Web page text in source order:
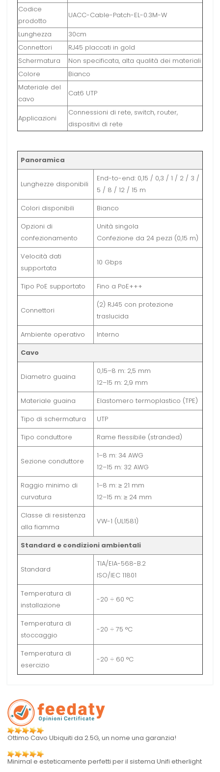
Codice
prodotto
UACC-Cable-Patch-EL-0.3M-W
Lunghezza
30cm
Connettori
RJ45 placcati in gold
Schermatura
Non specificata, alta qualità dei materiali
Colore
Bianco
Materiale del
cavo
Cat6 UTP
Applicazioni
Connessioni di rete, switch, router,
dispositivi di rete
Panoramica
Lunghezze disponibili
End-to-end: 0,15 / 0,3 / 1 / 2 / 3 /
5 / 8 / 12 / 15 m
Colori disponibili
Bianco
Opzioni di
confezionamento
Unità singola
Confezione da 24 pezzi (0,15 m)
Velocità dati
supportata
10 Gbps
Tipo PoE supportato Fino a PoE+++
Connettori
(2) RJ45 con protezione
traslucida
Ambiente operativo
Interno
Cavo
Diametro guaina
0,15–8 m: 2,5 mm
12–15 m: 2,9 mm
Materiale guaina
Elastomero termoplastico (TPE)
Tipo di schermatura
UTP
Tipo conduttore
Rame flessibile (stranded)
Sezione conduttore
1–8 m: 34 AWG
12–15 m: 32 AWG
Raggio minimo di
curvatura
1–8 m: ≥ 21 mm
12–15 m: ≥ 24 mm
Classe di resistenza
alla fiamma
VW-1 (UL1581)
Standard e condizioni ambientali
Standard
TIA/EIA-568-B.2
ISO/IEC 11801
Temperatura di
installazione
-20 ÷ 60 °C
Temperatura di
stoccaggio
-20 ÷ 75 °C
Temperatura di
esercizio
-20 ÷ 60 °C
Ottimo Cavo Ubiquiti da 2.5G, un nome una garanzia!
Minimal e esteticamente perfetti per il sistema Unifi etherlight